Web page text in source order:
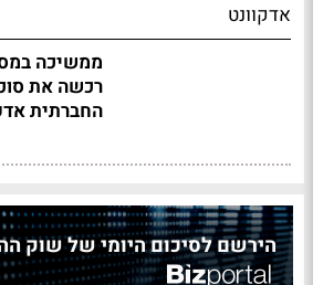
אדקוונט
ממשיכה
רכשה את
החברתית
הירשם לסיכום היומי של שוק